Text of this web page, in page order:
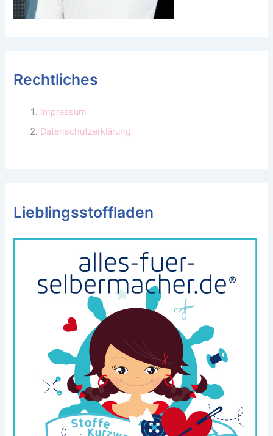
Rechtliches
Impressum
Datenschutzerklärung
Lieblingsstoffladen